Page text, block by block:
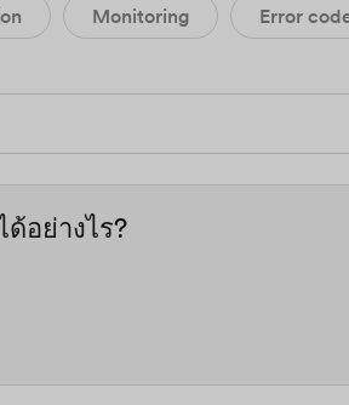
Monitoring Error
อย่างไร?